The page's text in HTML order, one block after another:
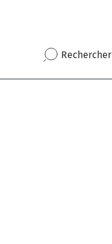
Rechercher